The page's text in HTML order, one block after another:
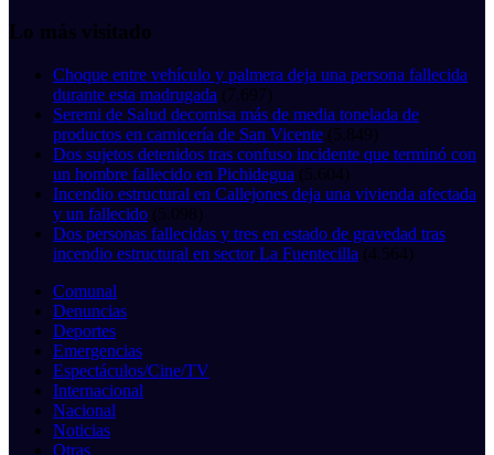
Lo más visitado
Choque entre vehículo y palmera deja una persona fallecida
durante esta madrugada (7.697)
Seremi de Salud decomisa más de media tonelada de
productos en carnicería de San Vicente (5.849)
Dos sujetos detenidos tras confuso incidente que terminó con
un hombre fallecido en Pichidegua (5.604)
Incendio estructural en Callejones deja una vivienda afectada
y un fallecido (5.098)
Dos personas fallecidas y tres en estado de gravedad tras
incendio estructural en sector La Fuentecilla (4.564)
Comunal
Denuncias
Deportes
Emergencias
Espectáculos/Cine/TV
Internacional
Nacional
Noticias
Otras